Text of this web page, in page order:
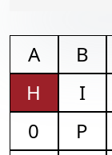
A B
H
I
0
P